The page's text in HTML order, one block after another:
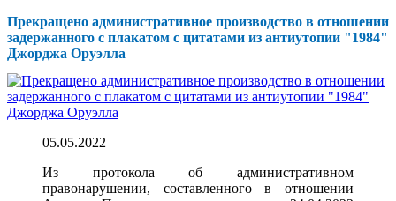
Прекращено административное производство в отношении
задержанного с плакатом с цитатами из антиутопии "1984"
Джорджа Оруэлла
05.05.2022
Из протокола об административном
правонарушении, составленного в отношении